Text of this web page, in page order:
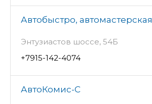
Автобыстро, автомастерская
Энтузиастов шоссе, 54Б
+7915-142-4074
АвтоКомис-С